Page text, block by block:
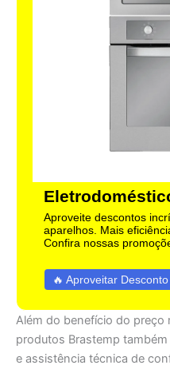
Aproveite descontos
aparelhos. Mais
Confira nossas
🔥 Aproveitar Desconto
Além do benefício do preço
produtos Brastemp
e assistência técnica de